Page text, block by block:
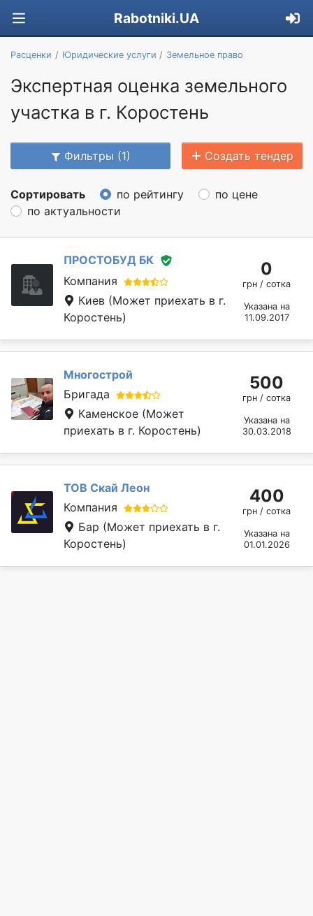
Rabotniki.UA
Расценки Юридические услуги Земельное право
Экспертная оценка земельного
участка в г. Коростень
Фильтры (1) Создать тендер
Сортировать по рейтингу
по цене
по актуальности
ПРОСТОБУД БК
Компания
Киев (Может приехать в г.
Коростень)
0
грн / сотка
Указана на
11.09.2017
Многострой
Бригада
Каменское (Может
приехать в г. Коростень)
500
грн / сотка
Указана на
30.03.2018
ТОВ Скай Леон
Компания
Бар (Может приехать в г.
Коростень)
400
грн / сотка
Указана на
01.01.2026